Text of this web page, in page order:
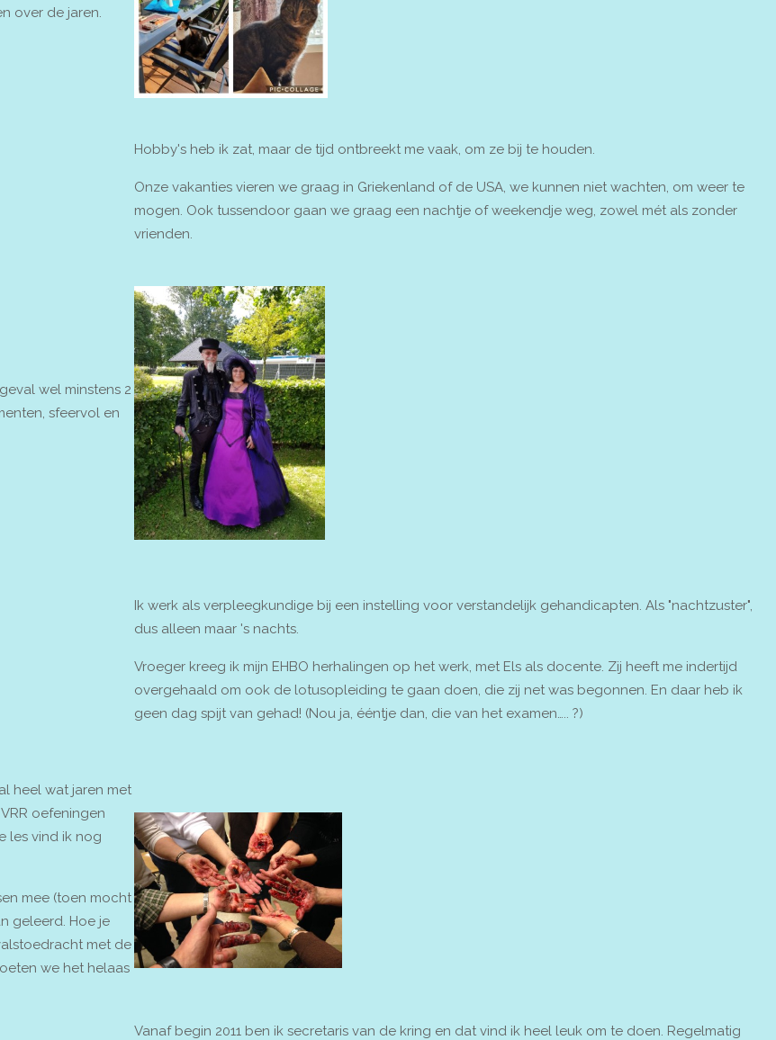
over de jaren.
Hobby's heb ik zat, maar de tijd ontbreekt me vaak, om ze bij te houden.
Onze vakanties vieren we graag in Griekenland of de USA, we kunnen niet wachten, om weer te
mogen. Ook tussendoor gaan we graag een nachtje of weekendje weg, zowel mét als zonder
vrienden.
wel minstens 2
sfeervol en
Ik werk als verpleegkundige bij een instelling voor verstandelijk gehandicapten. Als "nachtzuster",
dus alleen maar 's nachts.
Vroeger kreeg ik mijn EHBO herhalingen op het werk, met Els als docente. Zij heeft me indertijd
overgehaald om ook de lotusopleiding te gaan doen, die zij net was begonnen. En daar heb ik
geen dag spijt van gehad! (Nou ja, ééntje dan, die van het examen….. ?)
heel wat jaren met
oefeningen
les vind ik nog
mee (toen mocht
geleerd. Hoe je
met de
we het helaas
Vanaf begin 2011 ben ik secretaris van de kring en dat vind ik heel leuk om te doen. Regelmatig